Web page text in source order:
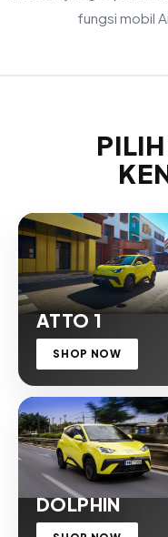
fungsi mobil
ATTO 1
SHOP NOW
DOLPHIN